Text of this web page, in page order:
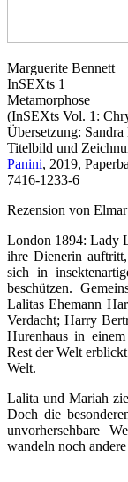
Marguerite Bennett
InSEXts 1
Metamorphose
(InSEXts Vol. 1:
Übersetzung:
Titelbild und
Panini, 2019,
7416-1233-6
Rezension von
London 1894: Lady
ihre Dienerin
sich in
beschützen.
Lalitas Ehemann
Verdacht; Harry
Hurenhaus in
Rest der Welt
Welt.
Lalita und Mariah
Doch die
unvorhersehbare
wandeln noch